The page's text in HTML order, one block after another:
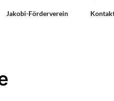
Jakobi-Förderverein